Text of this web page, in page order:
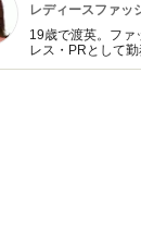
レディースファッ
19歳で渡英。ファ
レス・PRとして
得た知識をもとに